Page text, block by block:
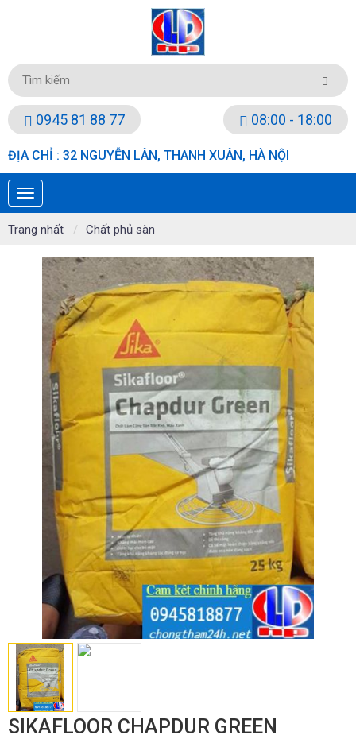
0945 81 88 77 08:00 - 18:00
ĐỊA CHỈ : 32 NGUYỄN LÂN, THANH XUÂN, HÀ NỘI
Trang nhất Chất phủ sàn
SIKAFLOOR CHAPDUR GREEN